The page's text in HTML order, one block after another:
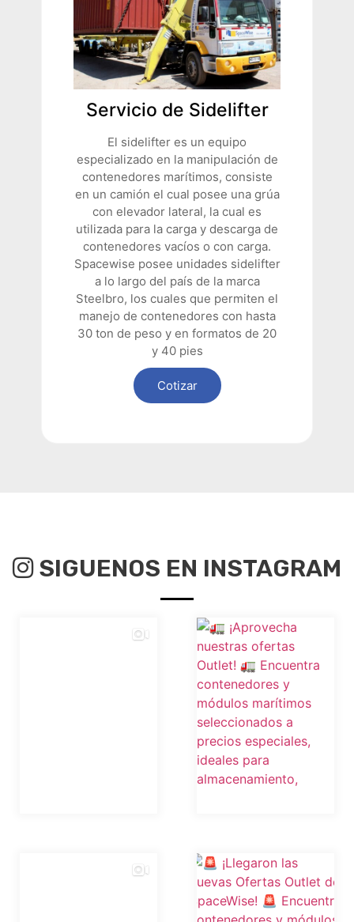
Servicio de Sidelifter
El sidelifter es un equipo
especializado en la manipulación de
contenedores marítimos, consiste
en un camión el cual posee una grúa
con elevador lateral, la cual es
utilizada para la carga y descarga de
contenedores vacíos o con carga.
Spacewise posee unidades sidelifter
a lo largo del país de la marca
Steelbro, los cuales que permiten el
manejo de contenedores con hasta
30 ton de peso y en formatos de 20
y 40 pies
Cotizar
SIGUENOS EN INSTAGRAM